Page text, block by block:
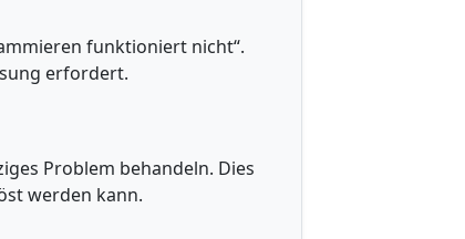
funktioniert nicht“.
erfordert.
Problem behandeln. Dies
werden kann.